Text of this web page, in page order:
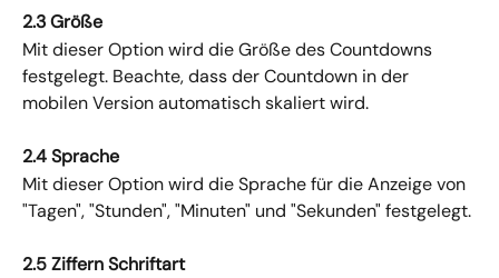
2.3 Größe
Mit dieser Option wird die Größe des Countdowns
festgelegt. Beachte, dass der Countdown in der
mobilen Version automatisch skaliert wird.
2.4 Sprache
Mit dieser Option wird die Sprache für die Anzeige von
"Tagen", "Stunden", "Minuten" und "Sekunden" festgelegt.
2.5 Ziffern Schriftart